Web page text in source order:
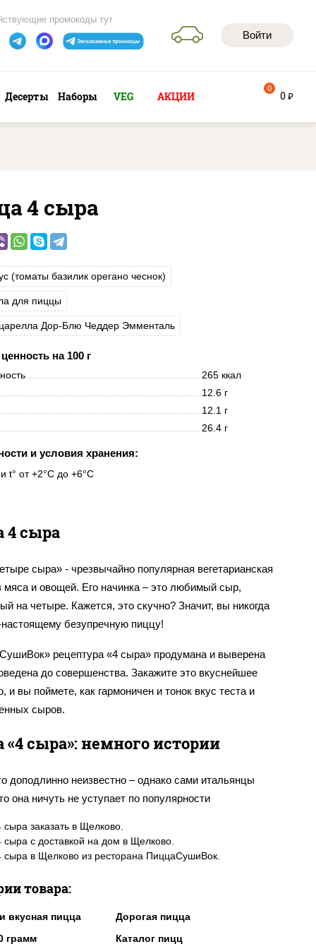
Войти
промокоды тут
Десерты Наборы VEG АКЦИИ 0 руб
0
4 сыра
(томаты базилик орегано чеснок)
для пиццы
Дор-Блю Чеддер Эмменталь
на 100 г
265 ккал
12.6 г
12.1 г
26.4 г
и условия хранения:
t° от +2°C до +6°C
4 сыра
сыра» - чрезвычайно популярная вегетарианская
мяса и овощей. Его начинка – это любимый сыр,
на четыре. Кажется, это скучно? Значит, вы никогда
безупречную пиццу!
рецептура «4 сыра» продумана и выверена
до совершенства. Закажите это вкуснейшее
и вы поймете, как гармоничен и тонок вкус теста и
сыров.
сыра»: немного истории
доподлинно неизвестно – однако сами итальянцы
она ничуть не уступает по популярности
рецепт добавляли мягкие, твердые благородные
переплетаясь, рождали невероятно изысканное,
состав включает в себя три обязательных
заказать в Щелково.
сыра с доставкой на дом в Щелково.
сыра в Щелково из ресторана ПиццаСушиВок.
товара:
вкусная пицца
Дорогая пицца
грамм
Каталог пицц